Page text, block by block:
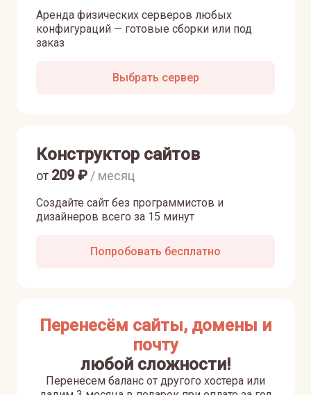
Аренда физических серверов любых
конфигураций — готовые сборки или под
заказ
Выбрать сервер
Конструктор сайтов
Создайте сайт без программистов и
дизайнеров всего за 15 минут
от 209₽ / месяц
Попробовать бесплатно
Перенесём сайты, домены и
почту
любой сложности!
Перенесем баланс от другого хостера или